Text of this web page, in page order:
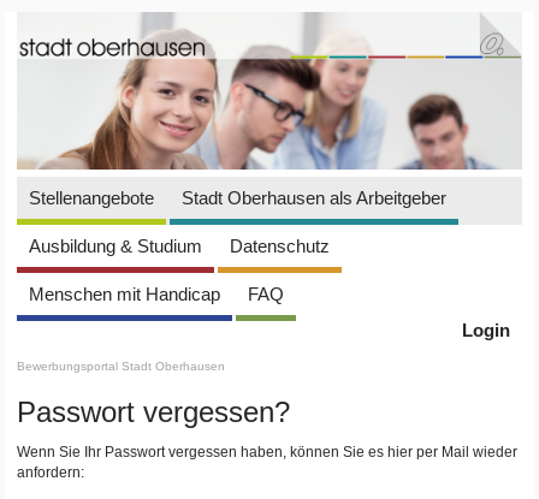
Stellenangebote Stadt Oberhausen als Arbeitgeber
Ausbildung & Studium Datenschutz
Menschen mit Handicap
FAQ
Login
Bewerbungsportal Stadt Oberhausen
Passwort vergessen?
Wenn Sie Ihr Passwort vergessen haben, können Sie es hier per Mail wieder
anfordern: